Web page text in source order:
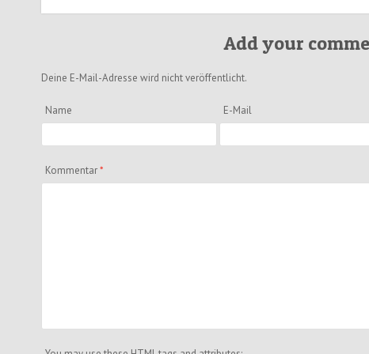
Add your
Deine E-Mail-Adresse wird nicht veröffentlicht.
Name E-Mail
Kommentar*